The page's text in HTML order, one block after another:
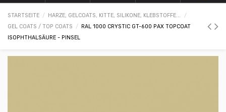
STARTSEITE
HARZE, GELCOATS, KITTE, SILIKONE, KLEBSTOFFE...
GEL COATS / TOP COATS
RAL 1000 CRYSTIC GT-600 PAX TOPCOAT
ISOPHTHALSÄURE - PINSEL